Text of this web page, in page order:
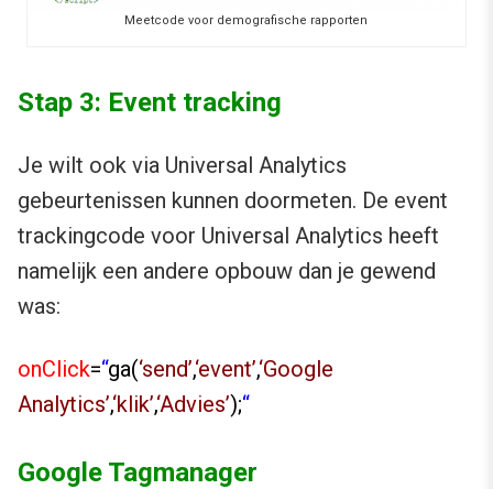
Meetcode voor demografische rapporten
Stap 3: Event tracking
Je wilt ook via Universal Analytics
gebeurtenissen kunnen doormeten. De event
trackingcode voor Universal Analytics heeft
namelijk een andere opbouw dan je gewend
was:
onClick=“ga(‘send’,‘event’,‘Google
Analytics’,‘klik’,‘Advies’);“
Google Tagmanager